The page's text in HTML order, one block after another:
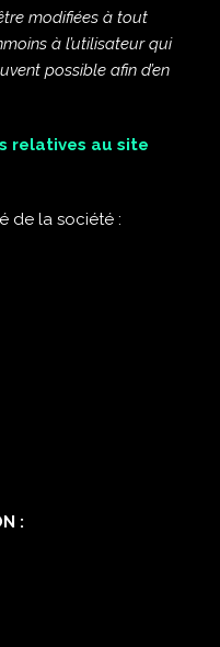
modifiées à tout
à l’utilisateur qui
possible afin d’en
relatives au site
de la société :
: